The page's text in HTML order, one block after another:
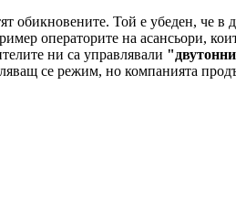
обикновените. Той е убеден, че
операторите на асансьори,
ни са управлявали
се режим, но компанията